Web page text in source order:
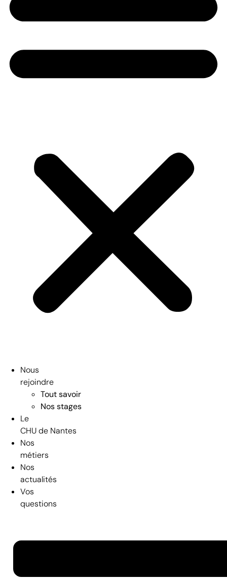
Nous
rejoindre
Tout savoir
Nos stages
Le
CHU de Nantes
Nos
métiers
Nos
actualités
Vos
questions